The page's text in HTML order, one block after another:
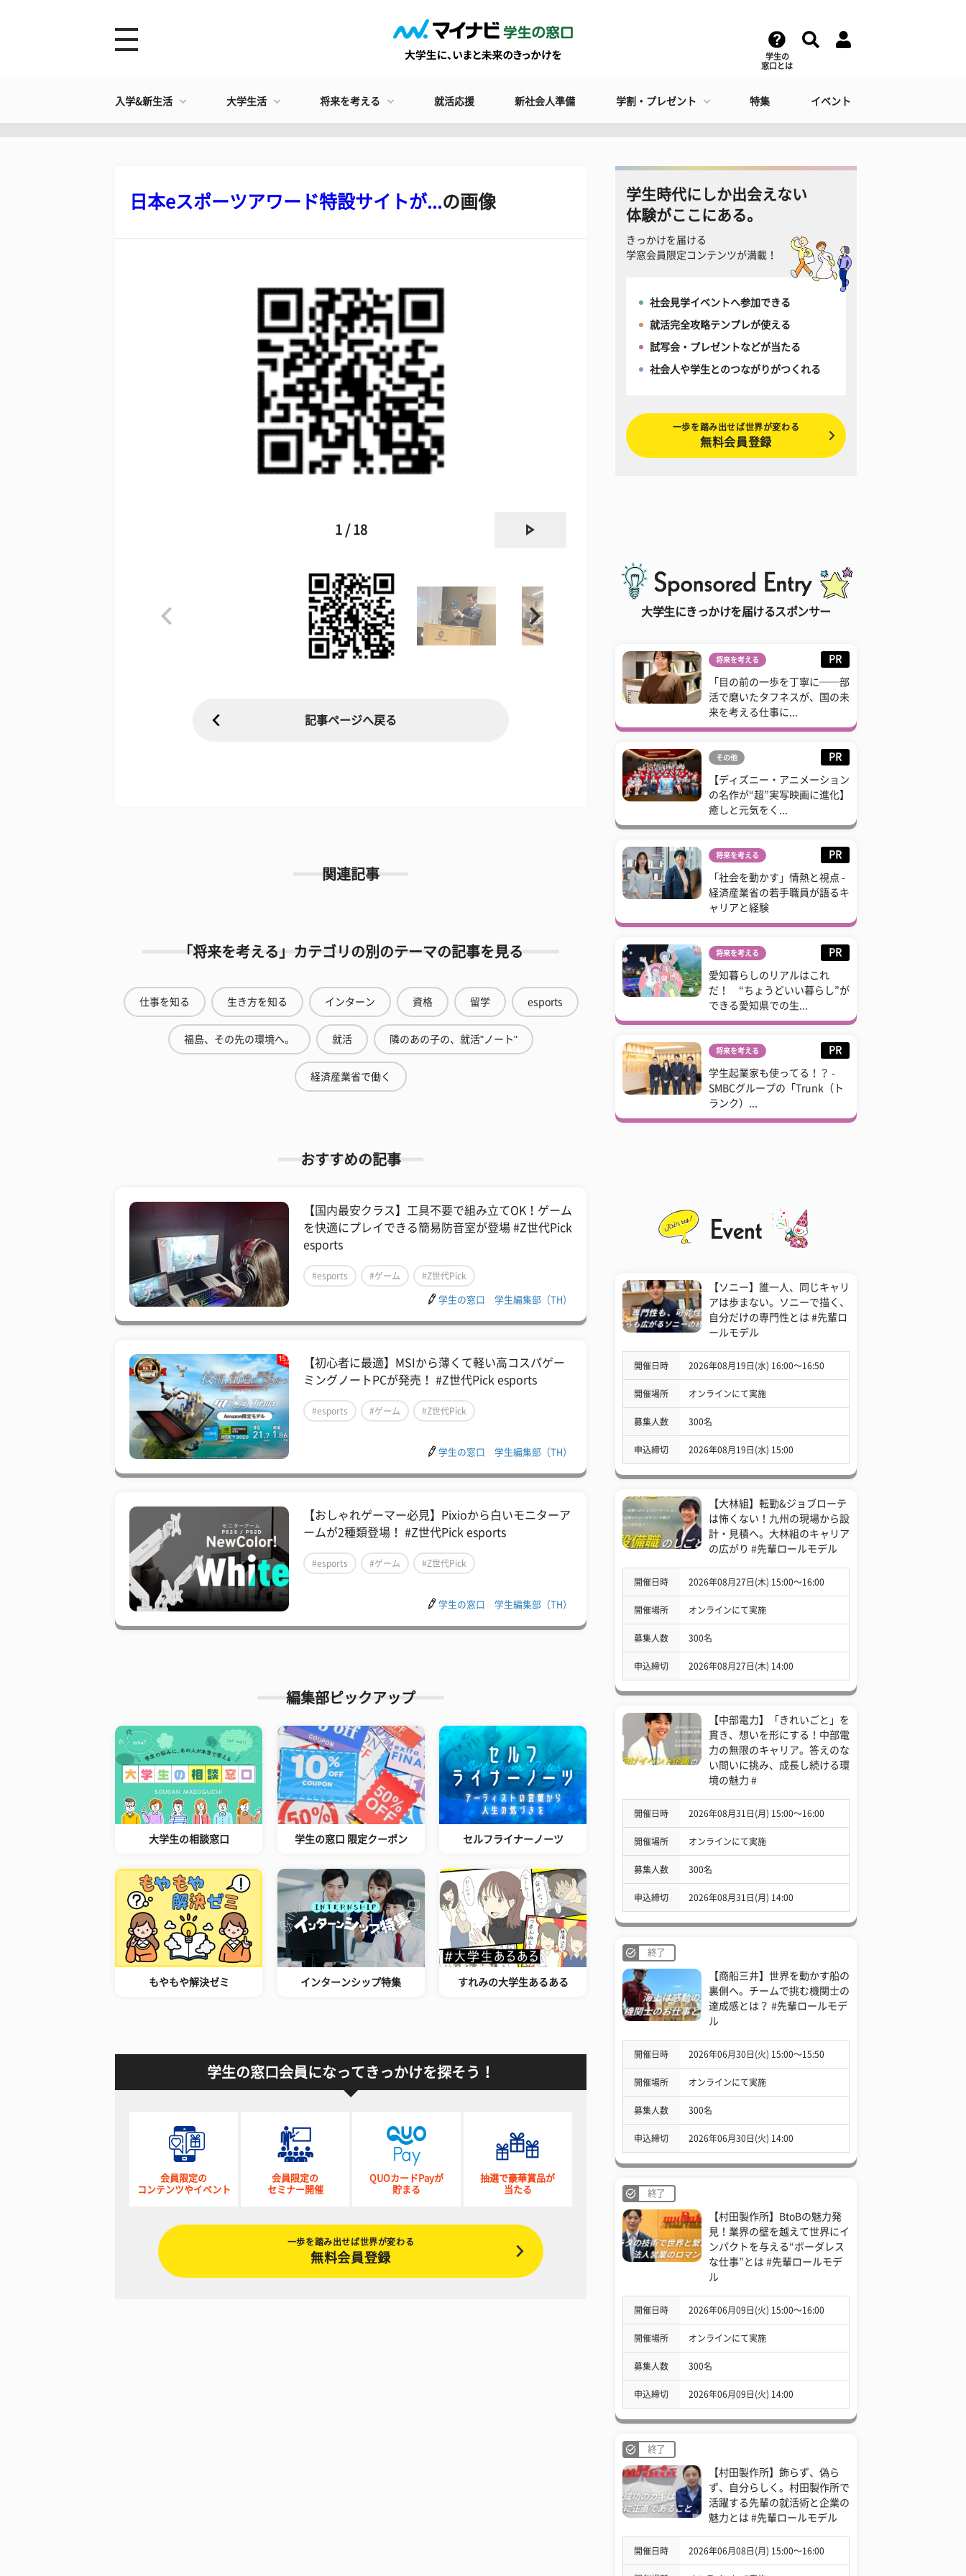
学生の
窓口とは
入学&新生活 大学生活 将来を考える 就活応援 新社会人準備 学割・プレゼント 特集 イベント
日本eスポーツアワード特設サイトが...の画像
1 / 18
記事ページへ戻る
関連記事
「将来を考える」カテゴリの別のテーマの記事を見る
仕事を知る 生き方を知る インターン 資格 留学 esports
福島、その先の環境へ。 就活 隣のあの子の、就活"ノート"
経済産業省で働く
おすすめの記事
【国内最安クラス】工具不要で組み立てOK！ゲーム
を快適にプレイできる簡易防音室が登場 #Z世代Pick
esports
#esports #ゲーム #Z世代Pick
学生の窓口 学生編集部（TH）
【初心者に最適】MSIから薄くて軽い高コスパゲー
ミングノートPCが発売！ #Z世代Pick esports
#esports #ゲーム #Z世代Pick
学生の窓口 学生編集部（TH）
【おしゃれゲーマー必見】Pixioから白いモニターア
ームが2種類登場！ #Z世代Pick esports
#esports #ゲーム #Z世代Pick
学生の窓口 学生編集部（TH）
編集部ピックアップ
大学生の相談窓口 学生の窓口 限定クーポン セルフライナーノーツ
もやもや解決ゼミ インターンシップ特集 すれみの大学生あるある
学生の窓口会員になってきっかけを探そう！
会員限定の
コンテンツやイベント
会員限定の
セミナー開催
QUOカードPayが
貯まる
抽選で豪華賞品が
当たる
一歩を踏み出せば世界が変わる
無料会員登録
学生時代にしか出会えない
体験がここにある。
きっかけを届ける
学窓会員限定コンテンツが満載！
社会見学イベントへ参加できる
就活完全攻略テンプレが使える
試写会・プレゼントなどが当たる
社会人や学生とのつながりがつくれる
一歩を踏み出せば世界が変わる
無料会員登録
大学生にきっかけを届けるスポンサー
将来を考える PR
「目の前の一歩を丁寧に──部
活で磨いたタフネスが、国の未
来を考える仕事に...
その他 PR
【ディズニー・アニメーション
の名作が“超”実写映画に進化】
癒しと元気をく...
将来を考える PR
「社会を動かす」情熱と視点 -
経済産業省の若手職員が語るキ
ャリアと経験
将来を考える PR
愛知暮らしのリアルはこれ
だ！ “ちょうどいい暮らし”が
できる愛知県での生...
将来を考える PR
学生起業家も使ってる！？ -
SMBCグループの「Trunk（ト
ランク）...
【ソニー】誰一人、同じキャリ
アは歩まない。ソニーで描く、
自分だけの専門性とは #先輩ロ
ールモデル
開催日時 2026年08月19日(水) 16:00〜16:50
開催場所 オンラインにて実施
募集人数 300名
申込締切 2026年08月19日(水) 15:00
【大林組】転勤&ジョブローテ
は怖くない！九州の現場から設
計・見積へ。大林組のキャリア
の広がり #先輩ロールモデル
開催日時 2026年08月27日(木) 15:00〜16:00
開催場所 オンラインにて実施
募集人数 300名
申込締切 2026年08月27日(木) 14:00
【中部電力】「きれいごと」を
貫き、想いを形にする！中部電
力の無限のキャリア。答えのな
い問いに挑み、成長し続ける環
境の魅力 #
開催日時 2026年08月31日(月) 15:00〜16:00
開催場所 オンラインにて実施
募集人数 300名
申込締切 2026年08月31日(月) 14:00
終了
【商船三井】世界を動かす船の
裏側へ。チームで挑む機関士の
達成感とは？ #先輩ロールモデ
ル
開催日時 2026年06月30日(火) 15:00〜15:50
開催場所 オンラインにて実施
募集人数 300名
申込締切 2026年06月30日(火) 14:00
終了
【村田製作所】BtoBの魅力発
見！業界の壁を越えて世界にイ
ンパクトを与える“ボーダレス
な仕事”とは #先輩ロールモデ
ル
開催日時 2026年06月09日(火) 15:00〜16:00
開催場所 オンラインにて実施
募集人数 300名
申込締切 2026年06月09日(火) 14:00
終了
【村田製作所】飾らず、偽ら
ず、自分らしく。村田製作所で
活躍する先輩の就活術と企業の
魅力とは #先輩ロールモデル
開催日時 2026年06月08日(月) 15:00〜16:00